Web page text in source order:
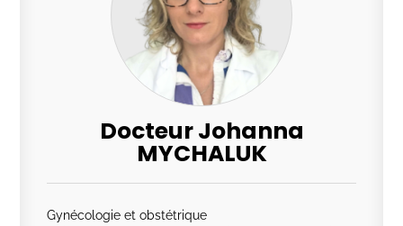
Docteur Johanna
MYCHALUK
Gynécologie et obstétrique